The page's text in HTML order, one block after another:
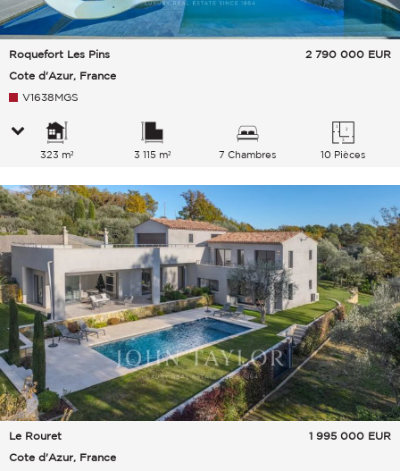
Roquefort Les Pins
Cote d'Azur, France
2 790 000 EUR
V1638MGS
323 m² 3 115 m² 7 Chambres 10 Pièces
Le Rouret
Cote d'Azur, France
1 995 000 EUR